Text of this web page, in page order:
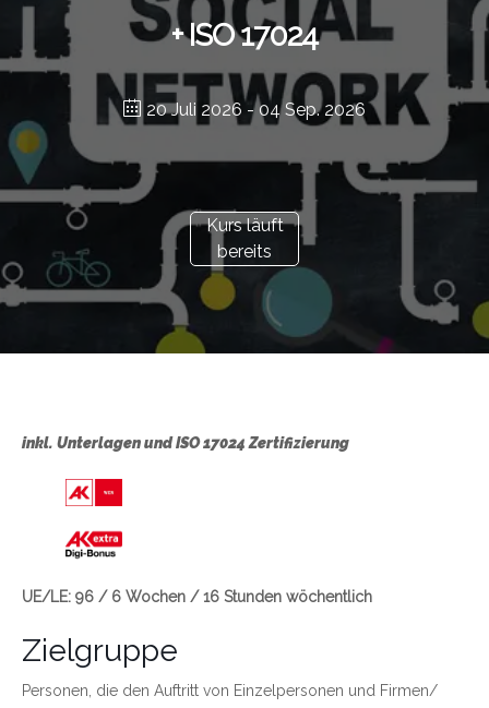
+ ISO 17024
20 Juli 2026 - 04 Sep. 2026
Kurs läuft
bereits
inkl. Unterlagen und ISO 17024 Zertifizierung
UE/LE: 96 / 6 Wochen / 16 Stunden wöchentlich
Zielgruppe
Personen, die den Auftritt von Einzelpersonen und Firmen/